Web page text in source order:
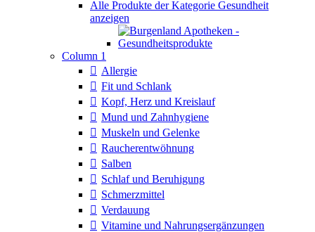
Alle Produkte der Kategorie Gesundheit
anzeigen
Column 1
Allergie
Fit und Schlank
Kopf, Herz und Kreislauf
Mund und Zahnhygiene
Muskeln und Gelenke
Raucherentwöhnung
Salben
Schlaf und Beruhigung
Schmerzmittel
Verdauung
Vitamine und Nahrungsergänzungen